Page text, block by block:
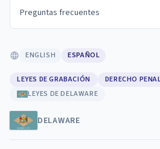
Preguntas frecuentes
ENGLISH ESPAÑOL
LEYES DE GRABACIÓN
DERECHO
LEYES DE DELAWARE
DELAWARE